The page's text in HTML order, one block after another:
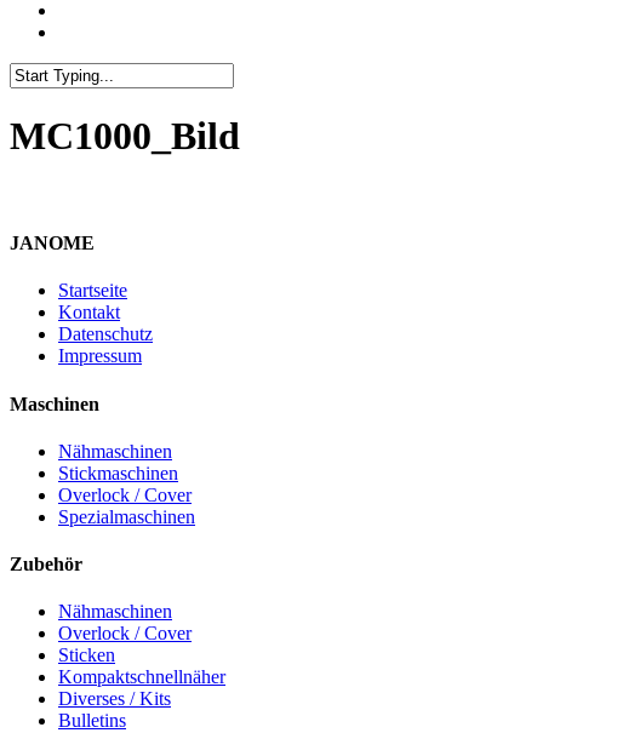
MC1000_Bild
JANOME
Startseite
Kontakt
Datenschutz
Impressum
Maschinen
Nähmaschinen
Stickmaschinen
Overlock / Cover
Spezialmaschinen
Zubehör
Nähmaschinen
Overlock / Cover
Sticken
Kompaktschnellnäher
Diverses / Kits
Bulletins